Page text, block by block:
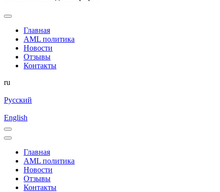
Главная
AML политика
Новости
Отзывы
Контакты
ru
Русский
English
Главная
AML политика
Новости
Отзывы
Контакты